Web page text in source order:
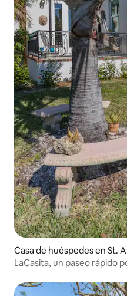
Casa de huéspedes en St.
LaCasita, un paseo rápido